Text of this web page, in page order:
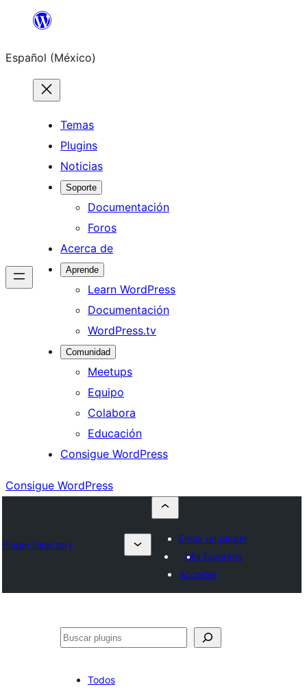
Saltar
contenido
Español (México)
Temas
Plugins
Noticias
Soporte
Documentación
Foros
Acerca de
Aprende
Learn WordPress
Documentación
WordPress.tv
Comunidad
Meetups
Equipo
Colabora
Educación
Consigue WordPress
Consigue WordPress
Plugin Directory
Envía un plugin
Mis favoritos
Acceder
Buscar
Todos